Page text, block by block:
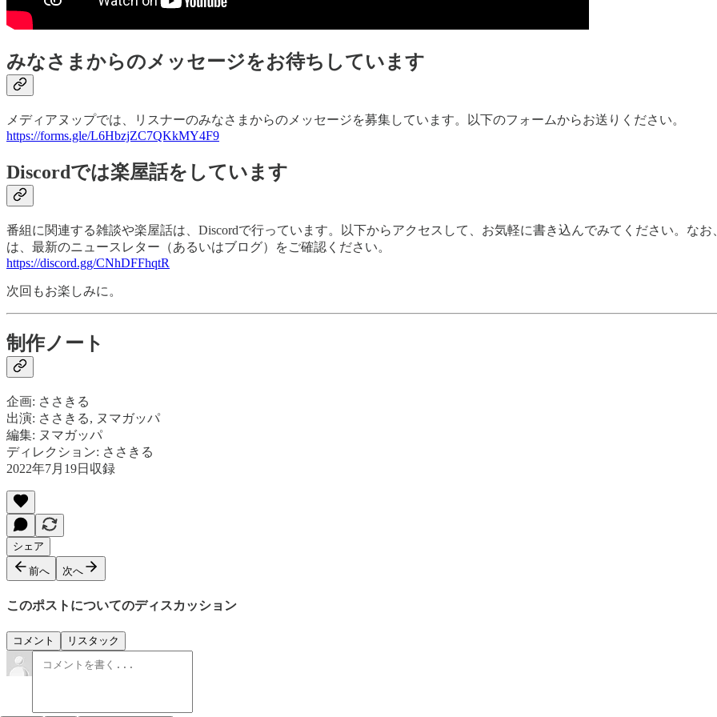
みなさまからのメッセージをお待ちしています
メディアヌップでは、リスナーのみなさまからのメッセージを募集しています。以下のフォームからお送りください。
https://forms.gle/L6HbzjZC7QKkMY4F9
Discordでは楽屋話をしています
番組に関連する雑談や楽屋話は、Discordで行っています。以下からアクセスして、お気軽に書き込んでみてください。な
は、最新のニュースレター（あるいはブログ）をご確認ください。
https://discord.gg/CNhDFFhqtR
次回もお楽しみに。
制作ノート
企画: ささきる
出演: ささきる, ヌマガッパ
編集: ヌマガッパ
ディレクション: ささきる
2022年7月19日収録
シェア
前へ 次へ
このポストについてのディスカッション
コメント リスタック